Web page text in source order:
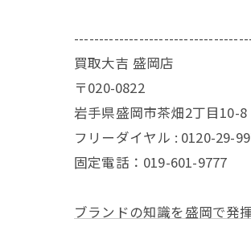
買取大吉 盛岡店
〒020-0822
岩手県盛岡市茶畑2丁目10-8
フリーダイヤル : 0120-29-
固定電話：019-601-9777
ブランドの知識を盛岡で発